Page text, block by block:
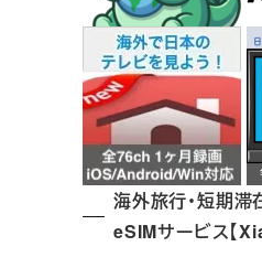
海外旅行・短期滞
eSIMサービス【